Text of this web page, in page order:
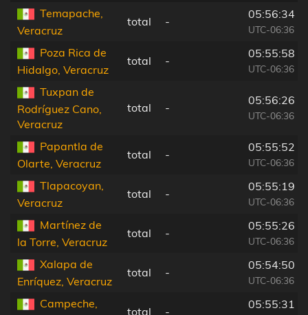
Temapache,
Veracruz
total -
05:56:34
UTC-06:36
Poza Rica de
Hidalgo, Veracruz
total -
05:55:58
UTC-06:36
Tuxpan de
Rodríguez Cano,
Veracruz
total -
05:56:26
UTC-06:36
Papantla de
Olarte, Veracruz
total -
05:55:52
UTC-06:36
Tlapacoyan,
Veracruz
total -
05:55:19
UTC-06:36
Martínez de
la Torre, Veracruz
total -
05:55:26
UTC-06:36
Xalapa de
Enríquez, Veracruz
total -
05:54:50
UTC-06:36
Campeche,
total -
05:55:31